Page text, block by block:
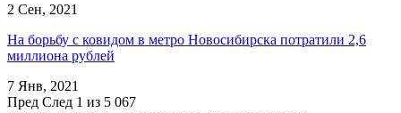
2 Сен, 2021
На борьбу с ковидом в метро Новосибирска потратили 2,6
миллиона рублей
7 Янв, 2021
Пред След 1 из 5 067